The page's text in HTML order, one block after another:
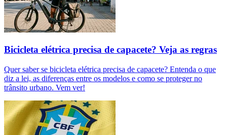
Bicicleta elétrica precisa de capacete? Veja as regras
Quer saber se bicicleta elétrica precisa de capacete? Entenda o que
diz a lei, as diferenças entre os modelos e como se proteger no
trânsito urbano. Vem ver!